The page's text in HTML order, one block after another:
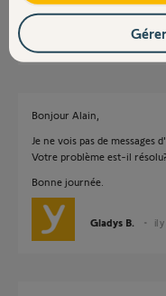
il y
Bonjour Alain,
Je ne vois pas de
Votre problème est-il
Bonne journée.
Gladys B. il